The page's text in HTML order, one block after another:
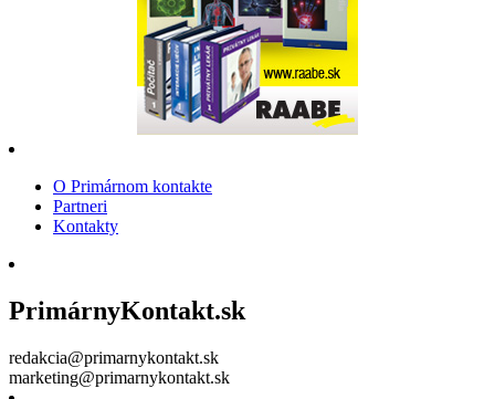
O Primárnom kontakte
Partneri
Kontakty
PrimárnyKontakt.sk
redakcia@primarnykontakt.sk
marketing@primarnykontakt.sk